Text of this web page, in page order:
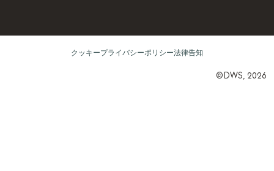
クッキープライバシーポリシー法律告知
©DWS, 2026